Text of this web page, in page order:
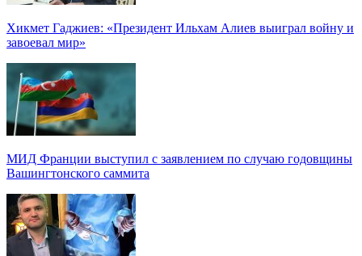
Хикмет Гаджиев: «Президент Ильхам Алиев выиграл войну и
завоевал мир»
МИД Франции выступил с заявлением по случаю годовщины
Вашингтонского саммита